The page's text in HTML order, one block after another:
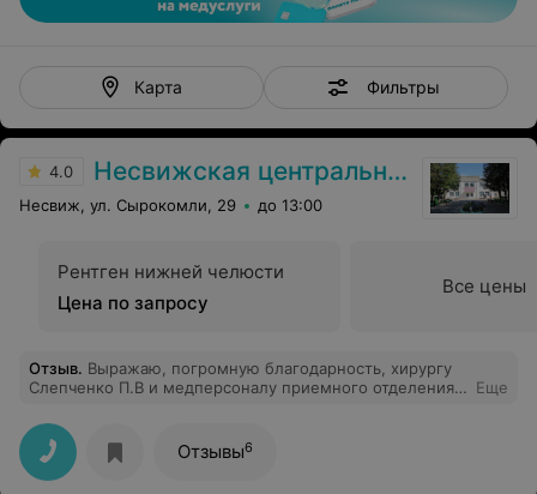
Карта Фильтры
4.0 Несвижская центральная районная больница
Несвиж, ул. Сырокомли, 29 до 13:00
Рентген нижней челюсти
Цена по запросу
Все цены
Отзыв. Выражаю, погромную благодарность, хирургу
Слепченко П.В и медперсоналу приемного отделения,
слаженно оказали медицинскую помощь моему
ребенку 24.07.2025 18.30! Благодарю Вас, желаю Вам,
крепкого здоровья, благополучия, меньше пациентов и
всех Благ!
Еще
Отзывы6